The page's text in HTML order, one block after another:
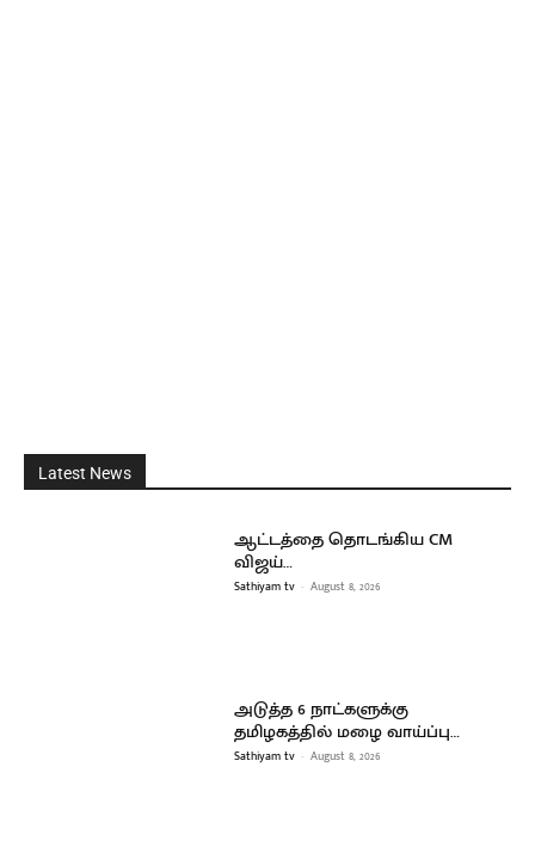
Latest News
ஆட்டத்தை தொடங்கிய CM
விஜய்…
Sathiyam tv - August 8, 2026
அடுத்த 6 நாட்களுக்கு
தமிழகத்தில் மழை வாய்ப்பு…
Sathiyam tv - August 8, 2026